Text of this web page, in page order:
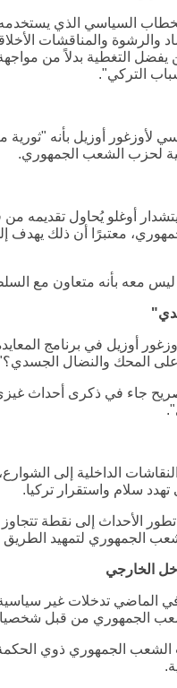
السياسي الذي يستخدمه
والرشوة والمناقشات
التغطية بدلاً من
التركي".
أوزيل بأنه "ثورية
لحزب الشعب الجمهوري.
أوغلو يُحاول تقديمه
معتبرًا أن ذلك يهدف
معه بأنه متعاون مع
أوزيل في برنامج
على المحك والنضال
جاء في ذكرى أحداث
الداخلية إلى
سلام واستقرار تركيا.
الأحداث إلى نقطة تتجاوز
الجمهوري لتمهيد
الخارجي
تدخلات غير سياسية
الجمهوري من قبل
الجمهوري ذوي الحكمة